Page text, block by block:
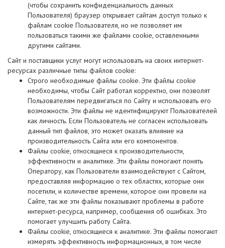
(чтобы сохранить конфиденциальность данных
Пользователя) браузер открывает сайтам доступ только к
файлам cookie Пользователя, но не позволяет им
пользоваться такими же файлами cookie, оставленными
другими сайтами.
Сайт и поставщики услуг могут использовать на своих интернет-
ресурсах различные типы файлов cookie:
Строго необходимые файлы cookie. Эти файлы cookie
необходимы, чтобы Сайт работал корректно, они позволят
Пользователям передвигаться по Сайту и использовать его
возможности. Эти файлы не идентифицируют Пользователей
как личность. Если Пользователь не согласен использовать
данный тип файлов, это может оказать влияние на
производительность Сайта или его компонентов.
Файлы cookie, относящиеся к производительности,
эффективности и аналитике. Эти файлы помогают понять
Оператору, как Пользователи взаимодействуют с Сайтом,
предоставляя информацию о тех областях, которые они
посетили, и количестве времени, которое они провели на
Сайте, так же эти файлы показывают проблемы в работе
интернет-ресурса, например, сообщения об ошибках. Это
помогает улучшить работу Сайта.
Файлы cookie, относящиеся к аналитике. Эти файлы помогают
измерять эффективность информационных, в том числе